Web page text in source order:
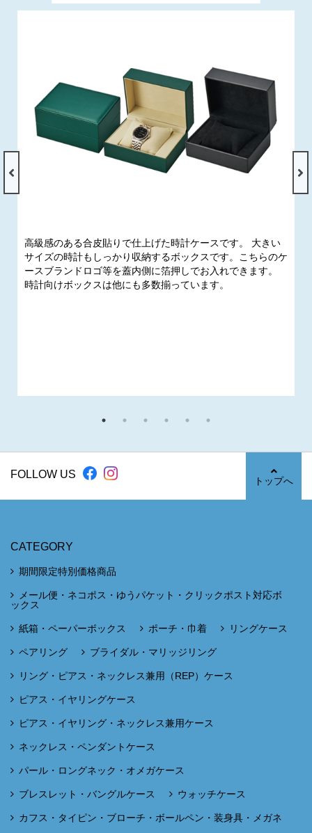
高級感のある合皮貼りで仕上げた時計ケースです。 大きい
サイズの時計もしっかり収納するボックスです。こちらのケ
ースブランドロゴ等を蓋内側に箔押しでお入れできます。
時計向けボックスは他にも多数揃っています。
FOLLOW US
トップへ
CATEGORY
期間限定特別価格商品
メール便・ネコポス・ゆうパケット・クリックポスト対応ボ
ックス
紙箱・ペーパーボックス ポーチ・巾着 リングケース
ペアリング ブライダル・マリッジリング
リング・ピアス・ネックレス兼用（REP）ケース
ピアス・イヤリングケース
ピアス・イヤリング・ネックレス兼用ケース
ネックレス・ペンダントケース
パール・ロングネック・オメガケース
ブレスレット・バングルケース ウォッチケース
カフス・タイピン・ブローチ・ボールペン・装身具・メガネ